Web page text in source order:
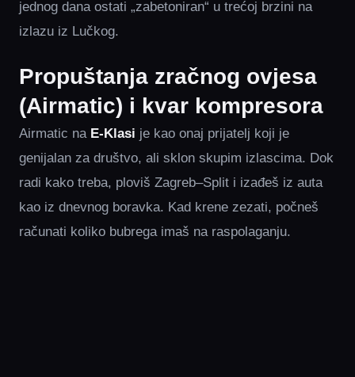
jednog dana ostati „zabetoniran“ u trećoj brzini na
izlazu iz Lučkog.
Propuštanja zračnog ovjesa
(Airmatic) i kvar kompresora
Airmatic na E-Klasi je kao onaj prijatelj koji je
genijalan za društvo, ali sklon skupim izlascima. Dok
radi kako treba, ploviš Zagreb–Split i izađeš iz auta
kao iz dnevnog boravka. Kad krene zezati, počneš
računati koliko bubrega imaš na raspolaganju.